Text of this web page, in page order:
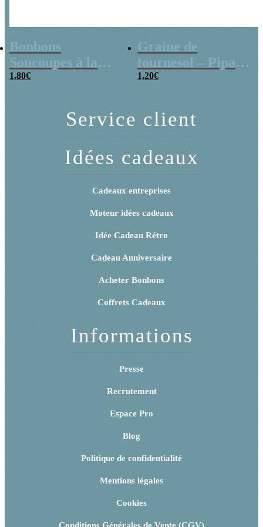
Bonbons
Soucoupes à la
poudre (x20)
1,80€
Graine de
tournesol – Pipas
x 3
1,20€
Service client
Idées cadeaux
Cadeaux entreprises
Moteur idées cadeaux
Idée Cadeau Rétro
Cadeau Anniversaire
Acheter Bonbons
Coffrets Cadeaux
Informations
Presse
Recrutement
Espace Pro
Blog
Politique de confidentialité
Mentions légales
Cookies
Conditions Générales de Vente (CGV)